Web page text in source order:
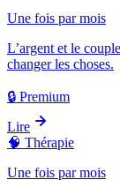
Une fois par mois
L’argent et le
changer les choses.
🔒 Premium
Lire
🧠 Thérapie
Une fois par mois